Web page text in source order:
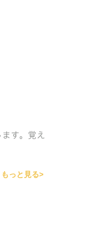
す。覚え
もっと見る>